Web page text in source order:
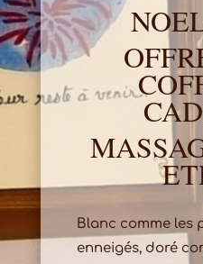
Blanc comme les
enneigés, doré